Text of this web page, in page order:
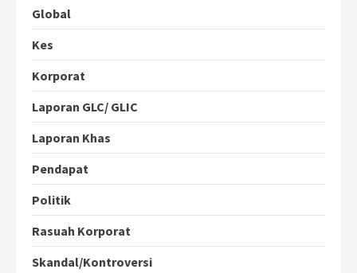
Global
Kes
Korporat
Laporan GLC/ GLIC
Laporan Khas
Pendapat
Politik
Rasuah Korporat
Skandal/Kontroversi